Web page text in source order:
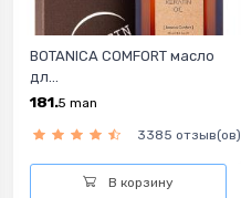
BOTANICA COMFORT масло
дл...
181.5 man
3385 отзыв(ов)
В корзину